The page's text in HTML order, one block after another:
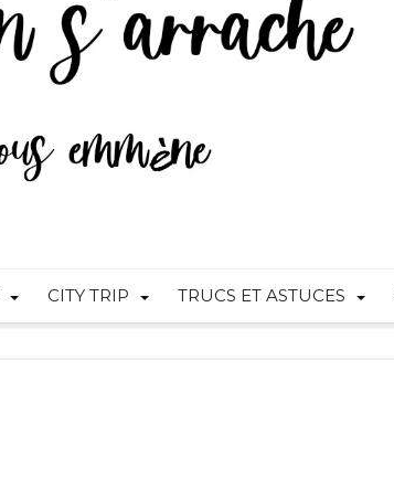
CITY TRIP TRUCS ET ASTUCES